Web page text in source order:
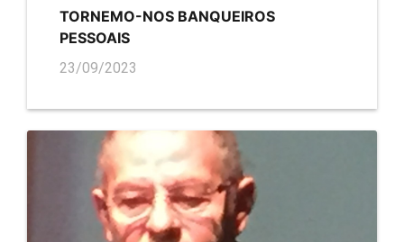
TORNEMO-NOS BANQUEIROS
PESSOAIS
23/09/2023